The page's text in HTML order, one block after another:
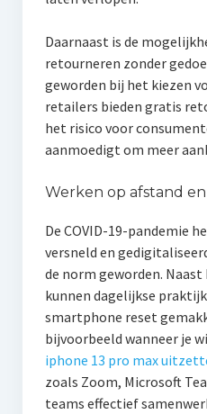
Daarnaast is de
retourneren zonder
geworden bij het kiezen
retailers bieden gratis
het risico voor
aanmoedigt om meer
Werken op afstand
De COVID-19-pandemie
versneld en
de norm geworden.
kunnen dagelijkse
smartphone reset
bijvoorbeeld wanneer je
iphone 13 pro max
zoals Zoom, Microsoft
teams effectief